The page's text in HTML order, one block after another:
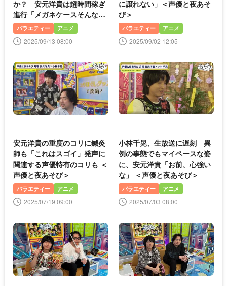
か？ 安元洋貴は超時間稼ぎ
進行「メガネケースそんな早
く見せるな！」
バラエティー アニメ
2025/09/13 08:00
に譲れない」＜声優と夜あそ
び＞
バラエティー アニメ
2025/09/02 12:05
安元洋貴の重度のコリに鍼灸
師も「これはスゴイ」発声に
関連する声優特有のコリも ＜
声優と夜あそび＞
バラエティー アニメ
2025/07/19 09:00
小林千晃、生放送に遅刻 異
例の事態でもマイペースな姿
に、安元洋貴「お前、心強い
な」 ＜声優と夜あそび＞
バラエティー アニメ
2025/07/03 08:00